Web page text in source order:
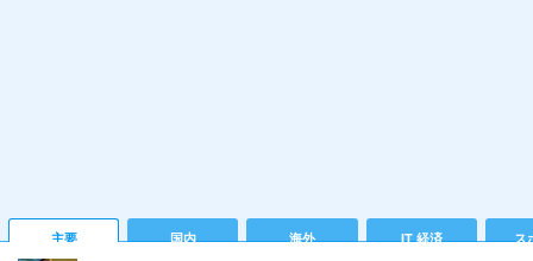
主要 国内 海外 IT 経済 ス